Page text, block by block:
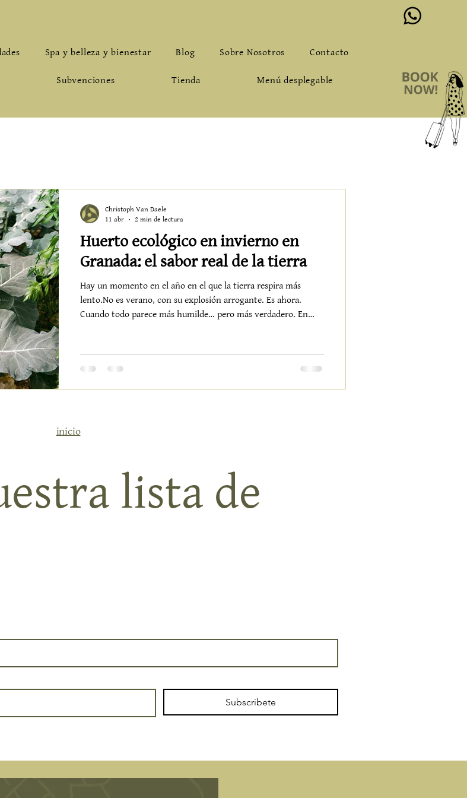
Spa y belleza y bienestar Blog Sobre Nosotros Contacto
Subvenciones Tienda Menú desplegable
Huerto ecológico en invierno en
Granada: el sabor real de la tierra
Hay un momento en el año en el que la tierra respira más
lento.No es verano, con su explosión arrogante. Es ahora.
Cuando todo parece más humilde… pero más verdadero. En
campo duerme, aquí sucede justo lo contrario.La tierra trabaja
en silencio. Y nos regala una de las estaciones más honestas del
Christoph Van Daele
11 abr
2 min de lectura
inicio
lista de
Subscribete